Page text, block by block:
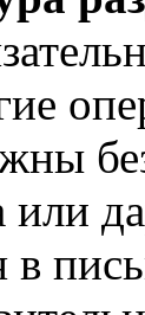
или
в